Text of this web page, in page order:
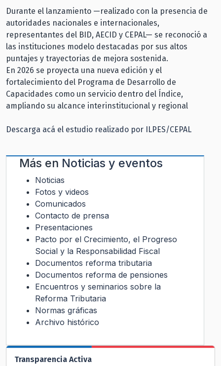
Durante el lanzamiento —realizado con la presencia de
autoridades nacionales e internacionales,
representantes del BID, AECID y CEPAL— se reconoció a
las instituciones modelo destacadas por sus altos
puntajes y trayectorias de mejora sostenida.
En 2026 se proyecta una nueva edición y el
fortalecimiento del Programa de Desarrollo de
Capacidades como un servicio dentro del Índice,
ampliando su alcance interinstitucional y regional
Descarga acá el estudio realizado por ILPES/CEPAL
Más en Noticias y eventos
Noticias
Fotos y videos
Comunicados
Contacto de prensa
Presentaciones
Pacto por el Crecimiento, el Progreso
Social y la Responsabilidad Fiscal
Documentos reforma tributaria
Documentos reforma de pensiones
Encuentros y seminarios sobre la
Reforma Tributaria
Normas gráficas
Archivo histórico
Transparencia Activa